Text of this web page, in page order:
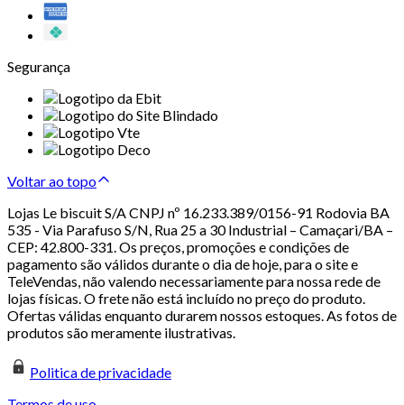
Segurança
Voltar ao topo
Lojas Le biscuit S/A CNPJ nº 16.233.389/0156-91 Rodovia BA
535 - Via Parafuso S/N, Rua 25 a 30 Industrial – Camaçari/BA –
CEP: 42.800-331. Os preços, promoções e condições de
pagamento são válidos durante o dia de hoje, para o site e
TeleVendas, não valendo necessariamente para nossa rede de
lojas físicas. O frete não está incluído no preço do produto.
Ofertas válidas enquanto durarem nossos estoques. As fotos de
produtos são meramente ilustrativas.
Politica de privacidade